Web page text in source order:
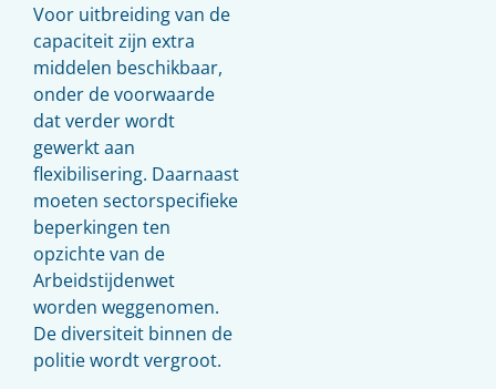
Voor uitbreiding van de
capaciteit zijn extra
middelen beschikbaar,
onder de voorwaarde
dat verder wordt
gewerkt aan
flexibilisering. Daarnaast
moeten sectorspecifieke
beperkingen ten
opzichte van de
Arbeidstijdenwet
worden weggenomen.
De diversiteit binnen de
politie wordt vergroot.